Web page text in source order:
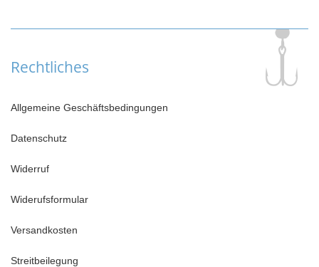
Rechtliches
Allgemeine Geschäftsbedingungen
Datenschutz
Widerruf
Widerufsformular
Versandkosten
Streitbeilegung